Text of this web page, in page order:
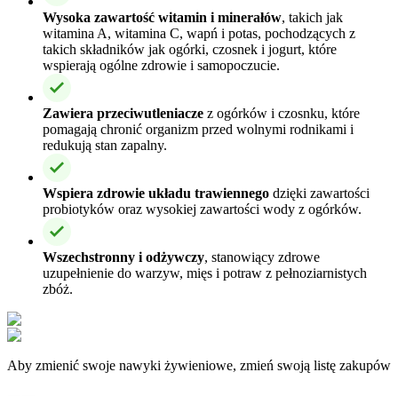
Wysoka zawartość witamin i minerałów, takich jak
witamina A, witamina C, wapń i potas, pochodzących z
takich składników jak ogórki, czosnek i jogurt, które
wspierają ogólne zdrowie i samopoczucie.
Zawiera przeciwutleniacze z ogórków i czosnku, które
pomagają chronić organizm przed wolnymi rodnikami i
redukują stan zapalny.
Wspiera zdrowie układu trawiennego dzięki zawartości
probiotyków oraz wysokiej zawartości wody z ogórków.
Wszechstronny i odżywczy, stanowiący zdrowe
uzupełnienie do warzyw, mięs i potraw z pełnoziarnistych
zbóż.
Aby zmienić swoje nawyki żywieniowe, zmień swoją listę zakupów